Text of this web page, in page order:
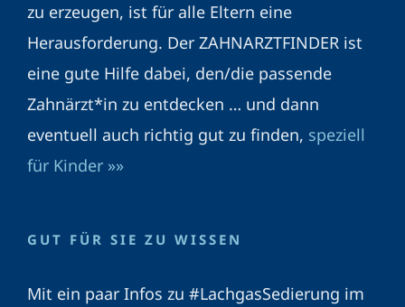
zu erzeugen, ist für alle Eltern eine
Herausforderung. Der ZAHNARZTFINDER ist
eine gute Hilfe dabei, den/die passende
Zahnärzt*in zu entdecken … und dann
eventuell auch richtig gut zu finden, speziell
für Kinder »»
GUT FÜR SIE ZU WISSEN
Mit ein paar Infos zu #LachgasSedierung im